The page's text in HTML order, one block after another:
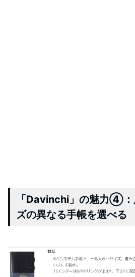
「Davinchi」の魅力④：
ズの異なる手帳を選べる